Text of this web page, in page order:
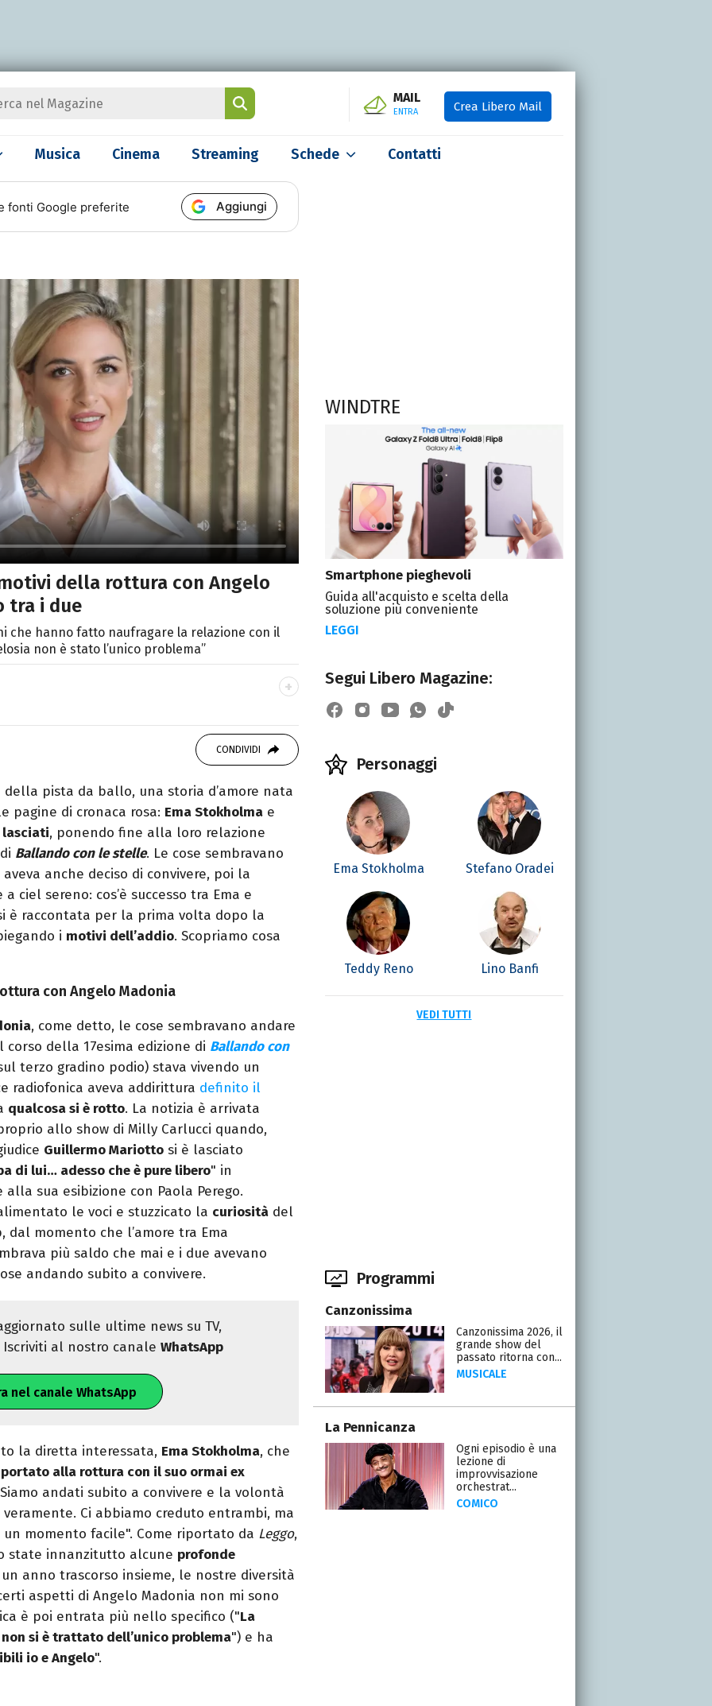
MAIL
ENTRA Crea Libero Mail
Musica Cinema Streaming Schede Contatti
fonti Google preferite Aggiungi
della rottura con Angelo
tra i due
che hanno fatto naufragare la relazione con il
non è stato l’unico problema”
di viaggi e passione per i cartoni (della pizza
CONDIVIDI
pista da ballo, una storia d’amore nata
pagine di cronaca rosa: Ema Stokholma e
lasciati, ponendo fine alla loro relazione
Ballando con le stelle. Le cose sembravano
anche deciso di convivere, poi la
ciel sereno: cos’è successo tra Ema e
è raccontata per la prima volta dopo la
i motivi dell’addio. Scopriamo cosa
con Angelo Madonia
, come detto, le cose sembravano andare
della 17esima edizione di Ballando con
terzo gradino podio) stava vivendo un
radiofonica aveva addirittura definito il
qualcosa si è rotto. La notizia è arrivata
allo show di Milly Carlucci quando,
Guillermo Mariotto si è lasciato
di lui… adesso che è pure libero" in
sua esibizione con Paola Perego.
le voci e stuzzicato la curiosità del
momento che l’amore tra Ema
più saldo che mai e i due avevano
andando subito a convivere.
sulle ultime news su TV,
Iscriviti al nostro canaleWhatsApp
nel canale WhatsApp
la diretta interessata, Ema Stokholma, che
alla rottura con il suo ormai ex
andati subito a convivere e la volontà
Ci abbiamo creduto entrambi, ma
momento facile". Come riportato da Leggo,
state innanzitutto alcune profonde
anno trascorso insieme, le nostre diversità
aspetti di Angelo Madonia non mi sono
è poi entrata più nello specifico ("La
si è trattato dell’unico problema") e ha
io e Angelo".
WINDTRE
Smartphone pieghevoli
Guida all'acquisto e scelta della
soluzione più conveniente
LEGGI
Segui Libero Magazine:
Personaggi
Ema Stokholma Stefano Oradei
Teddy Reno Lino Banfi
VEDI TUTTI
Programmi
Canzonissima
Canzonissima 2026, il
grande show del
passato ritorna con...
MUSICALE
La Pennicanza
Ogni episodio è una
lezione di
improvvisazione
orchestrat...
COMICO